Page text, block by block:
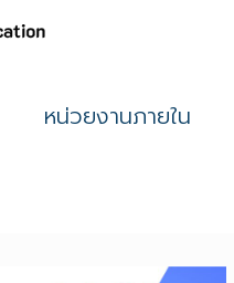
หน่วยงานภายใน